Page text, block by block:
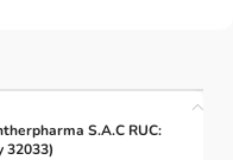
S.A.C RUC:
32033)